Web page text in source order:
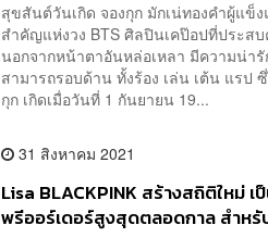
สุขสันต์วันเกิด จองกุก มักเน่ทองคำผู้แข็
สำคัญแห่งวง BTS ศิลปินเคป๊อปที่ประส
นอกจากหน้าตาอันหล่อเหลา มีความน่ารั
สามารถรอบด้าน ทั้งร้อง เล่น เต้น แรป
กุก เกิดเมื่อวันที่ 1 กันยายน 19...
31 สิงหาคม 2021
Lisa BLACKPINK สร้างสถิติใหม่
พรีออร์เดอร์สูงสุดตลอดกาล สำหรั